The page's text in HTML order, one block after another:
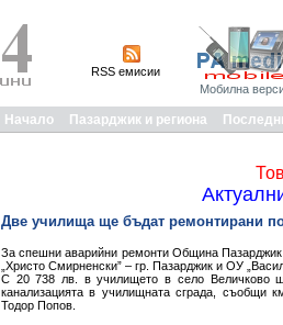
RSS емисии
Мобилна
Начало Пазарджик и региона
Две училища ще бъдат ремонтирани
За спешни аварийни ремонти Община
„Христо Смирненски” – гр. Пазарджик и ОУ
С 20 738 лв. в училището в село Величково
канализацията в училищната сграда, съобщи
Тодор Попов.